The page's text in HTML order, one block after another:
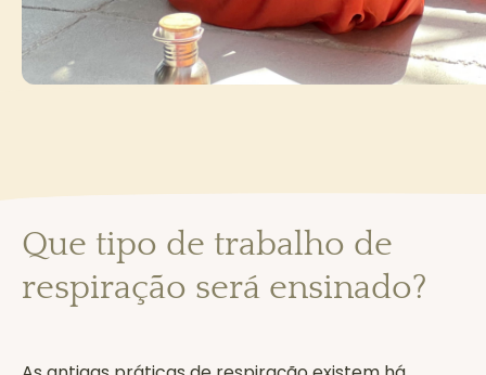
Que tipo de trabalho de
respiração será ensinado?